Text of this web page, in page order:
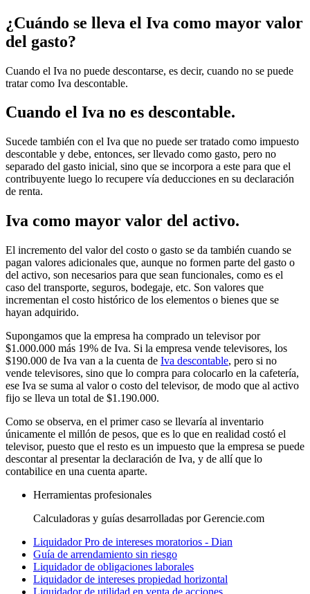
¿Cuándo se lleva el Iva como mayor valor
del gasto?
Cuando el Iva no puede descontarse, es decir, cuando no se puede
tratar como Iva descontable.
Cuando el Iva no es descontable.
Sucede también con el Iva que no puede ser tratado como impuesto
descontable y debe, entonces, ser llevado como gasto, pero no
separado del gasto inicial, sino que se incorpora a este para que el
contribuyente luego lo recupere vía deducciones en su declaración
de renta.
Iva como mayor valor del activo.
El incremento del valor del costo o gasto se da también cuando se
pagan valores adicionales que, aunque no formen parte del gasto o
del activo, son necesarios para que sean funcionales, como es el
caso del transporte, seguros, bodegaje, etc. Son valores que
incrementan el costo histórico de los elementos o bienes que se
hayan adquirido.
Supongamos que la empresa ha comprado un televisor por
$1.000.000 más 19% de Iva. Si la empresa vende televisores, los
$190.000 de Iva van a la cuenta de Iva descontable, pero si no
vende televisores, sino que lo compra para colocarlo en la cafetería,
ese Iva se suma al valor o costo del televisor, de modo que al activo
fijo se lleva un total de $1.190.000.
Como se observa, en el primer caso se llevaría al inventario
únicamente el millón de pesos, que es lo que en realidad costó el
televisor, puesto que el resto es un impuesto que la empresa se puede
descontar al presentar la declaración de Iva, y de allí que lo
contabilice en una cuenta aparte.
Herramientas profesionales
Calculadoras y guías desarrolladas por Gerencie.com
Liquidador Pro de intereses moratorios - Dian
Guía de arrendamiento sin riesgo
Liquidador de obligaciones laborales
Liquidador de intereses propiedad horizontal